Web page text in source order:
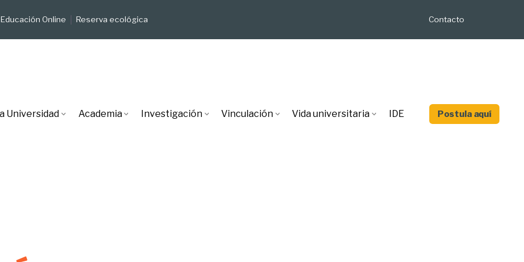
Educación Online Reserva ecológica Contacto
Universidad Academia Investigación Vinculación Vida universitaria IDE Postula aquí